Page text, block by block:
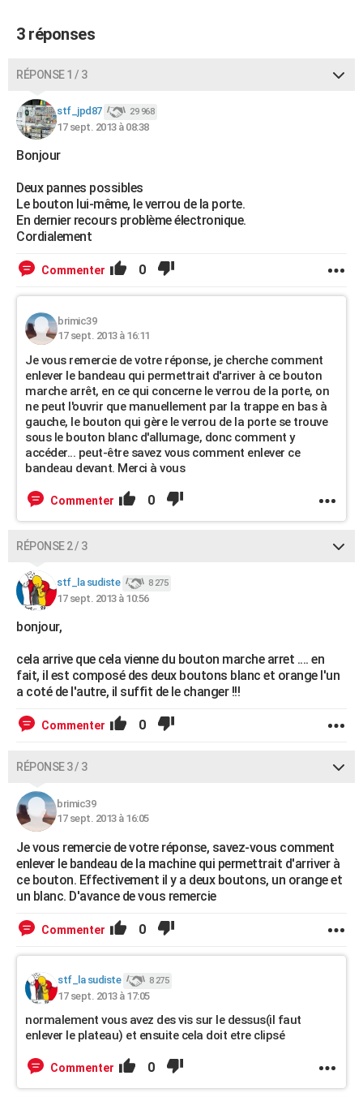
COPAINS D'AVANT
S'inscrire
Se connecter
Lycées
Collèges
Primaires
Universités
Entreprises
Service militaire
Avis de recherche
AVIS DE DÉCÈS
FORUM
Bricolage
Lifestyle
Culture
Sport
Auto
Television
Voyage
Cinema
3 réponses
RÉPONSE 1 / 3
stf_jpd87 29 968
17 sept. 2013 à 08:38
Bonjour
Deux pannes possibles
Le bouton lui-même, le verrou de la porte.
En dernier recours problème électronique.
Cordialement
Commenter 0
brimic39
17 sept. 2013 à 16:11
Je vous remercie de votre réponse, je cherche comment
enlever le bandeau qui permettrait d'arriver à ce bouton
marche arrêt, en ce qui concerne le verrou de la porte, on
ne peut l'ouvrir que manuellement par la trappe en bas à
gauche, le bouton qui gère le verrou de la porte se trouve
sous le bouton blanc d'allumage, donc comment y
accéder... peut-être savez vous comment enlever ce
bandeau devant. Merci à vous
Commenter 0
RÉPONSE 2 / 3
stf_la sudiste 8 275
17 sept. 2013 à 10:56
bonjour,
cela arrive que cela vienne du bouton marche arret .... en
fait, il est composé des deux boutons blanc et orange l'un
a coté de l'autre, il suffit de le changer !!!
Commenter 0
RÉPONSE 3 / 3
brimic39
17 sept. 2013 à 16:05
Je vous remercie de votre réponse, savez-vous comment
enlever le bandeau de la machine qui permettrait d'arriver à
ce bouton. Effectivement il y a deux boutons, un orange et
un blanc. D'avance de vous remercie
Commenter 0
stf_la sudiste 8 275
17 sept. 2013 à 17:05
normalement vous avez des vis sur le dessus(il faut
enlever le plateau) et ensuite cela doit etre clipsé
Commenter 0